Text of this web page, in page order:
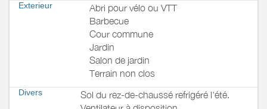
Exterieur
Abri pour vélo ou VTT
Barbecue
Cour commune
Jardin
Salon de jardin
Terrain non clos
Divers
Sol du rez-de-chaussé refrigéré l'été.